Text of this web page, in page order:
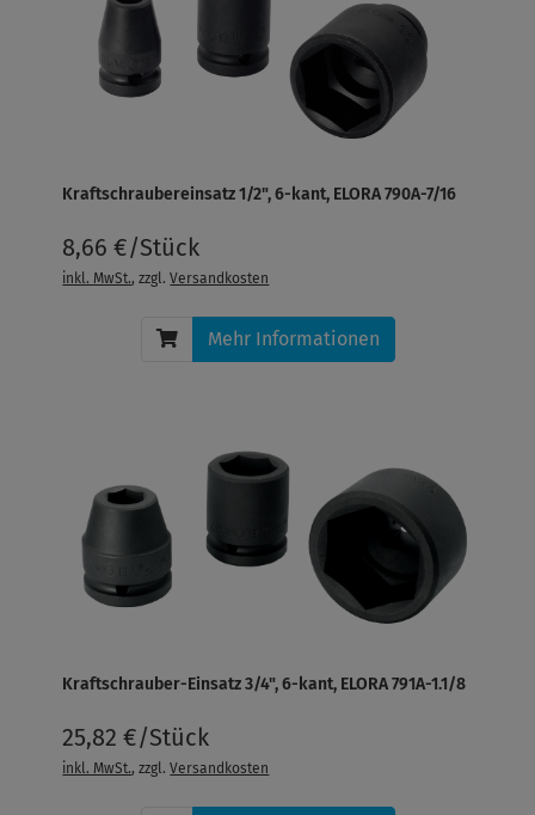
Kraftschraubereinsatz 1/2", 6-kant, ELORA 790A-7/16
8,66 €/Stück
inkl. MwSt., zzgl.Versandkosten
Mehr Informationen
Kraftschrauber-Einsatz 3/4", 6-kant, ELORA 791A-1.1/8
25,82 €/Stück
inkl. MwSt., zzgl.Versandkosten